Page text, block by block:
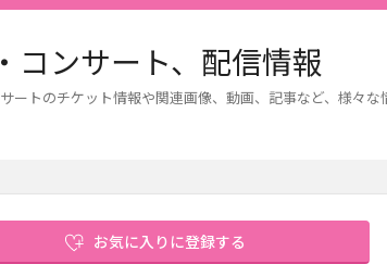
コンサート、配信情報
ートのチケット情報や関連画像、動画、記事など、様々
お気に入りに登録する